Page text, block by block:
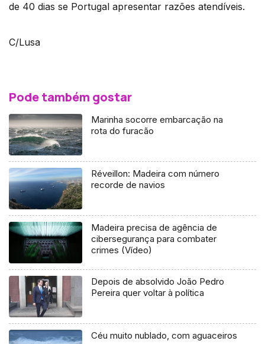
de 40 dias se Portugal apresentar razões atendíveis.
C/Lusa
Pode também gostar
Marinha socorre embarcação na
rota do furacão
Réveillon: Madeira com número
recorde de navios
Madeira precisa de agência de
cibersegurança para combater
crimes (Vídeo)
Depois de absolvido João Pedro
Pereira quer voltar à política
Céu muito nublado, com aguaceiros